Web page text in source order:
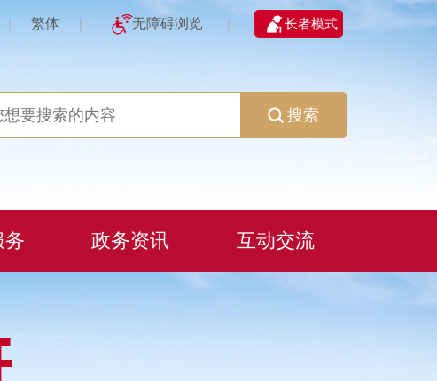
| 繁体 | 无障碍浏览 | 长者模式
搜索
务 政务资讯 互动交流